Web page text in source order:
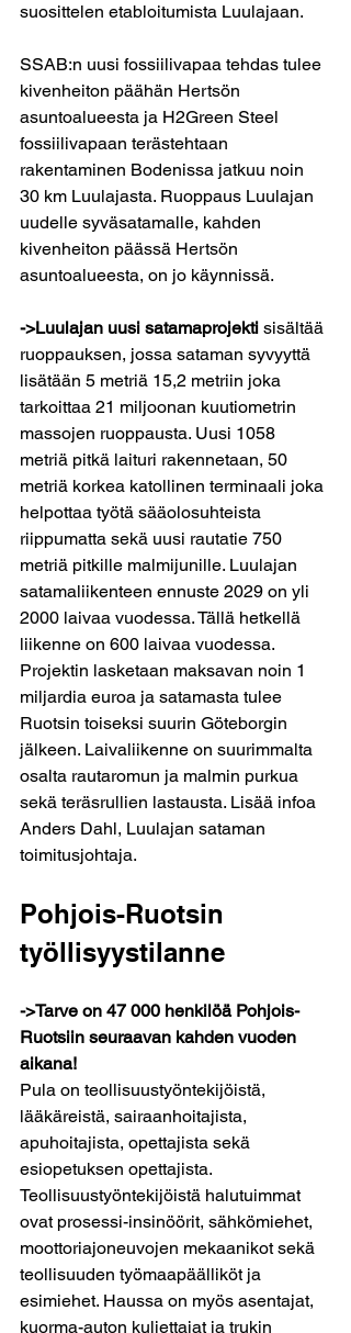
suosittelen etabloitumista Luulajaan.
SSAB:n uusi fossiilivapaa tehdas tulee
kivenheiton päähän Hertsön
asuntoalueesta ja H2Green Steel
fossiilivapaan terästehtaan
rakentaminen Bodenissa jatkuu noin
30 km Luulajasta. Ruoppaus Luulajan
uudelle syväsatamalle, kahden
kivenheiton päässä Hertsön
asuntoalueesta, on jo käynnissä.
->Luulajan uusi satamaprojekti sisältää
ruoppauksen, jossa sataman syvyyttä
lisätään 5 metriä 15,2 metriin joka
tarkoittaa 21 miljoonan kuutiometrin
massojen ruoppausta. Uusi 1058
metriä pitkä laituri rakennetaan, 50
metriä korkea katollinen terminaali joka
helpottaa työtä sääolosuhteista
riippumatta sekä uusi rautatie 750
metriä pitkille malmijunille. Luulajan
satamaliikenteen ennuste 2029 on yli
2000 laivaa vuodessa. Tällä hetkellä
liikenne on 600 laivaa vuodessa.
Projektin lasketaan maksavan noin 1
miljardia euroa ja satamasta tulee
Ruotsin toiseksi suurin Göteborgin
jälkeen. Laivaliikenne on suurimmalta
osalta rautaromun ja malmin purkua
sekä teräsrullien lastausta. Lisää infoa
Anders Dahl, Luulajan sataman
toimitusjohtaja.
Pohjois-Ruotsin
työllisyystilanne
->Tarve on 47 000 henkilöä Pohjois-
Ruotsiin seuraavan kahden vuoden
aikana!
Pula on teollisuustyöntekijöistä,
lääkäreistä, sairaanhoitajista,
apuhoitajista, opettajista sekä
esiopetuksen opettajista.
Teollisuustyöntekijöistä halutuimmat
ovat prosessi-insinöörit, sähkömiehet,
moottoriajoneuvojen mekaanikot sekä
teollisuuden työmaapäälliköt ja
esimiehet. Haussa on myös asentajat,
kuorma-auton kuljettajat ja trukin